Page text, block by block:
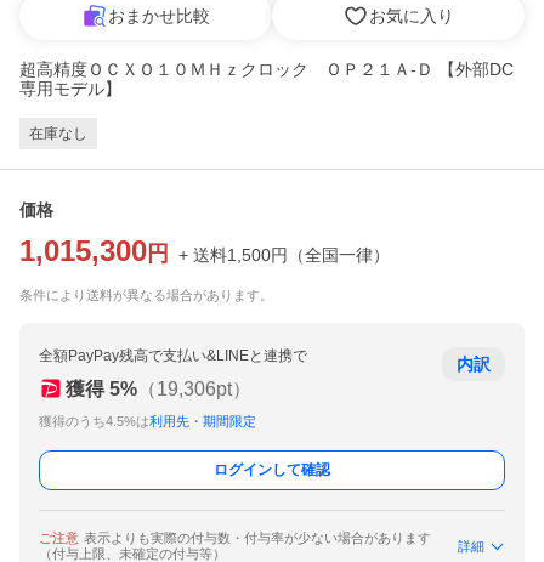
おまかせ比較 お気に入り
超高精度ＯＣＸＯ１０ＭＨｚクロック ＯＰ２１Ａ-Ｄ 【外部DC
専用モデル】
在庫なし
価格
1,015,300 円 + 送料1,500円 （全国一律）
条件により送料が異なる場合があります。
全額PayPay残高で支払い&LINEと連携で
獲得 5% （19,306pt）
獲得のうち4.5%は利用先・期間限定
内訳
ログインして確認
ご注意 表示よりも実際の付与数・付与率が少ない場合があります
（付与上限、未確定の付与等）
詳細